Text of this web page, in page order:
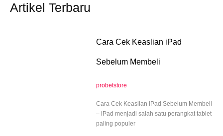
Artikel Terbaru
Cara Cek Keaslian iPad
Sebelum Membeli
probetstore
Cara Cek Keaslian iPad Sebelum Membeli
– iPad menjadi salah satu perangkat tablet
paling populer